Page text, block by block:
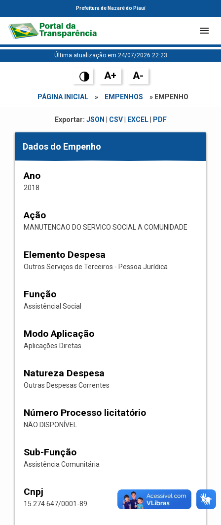
Prefeitura de Nazaré do Piauí
Última atualização em 24/07/2026 22:23
A+ A-
PÁGINA INICIAL » EMPENHOS » EMPENHO
Exportar: JSON CSV| EXCEL| PDF
Dados do Empenho
Ano
2018
Ação
MANUTENCAO DO SERVICO SOCIAL A COMUNIDADE
Elemento Despesa
Outros Serviços de Terceiros - Pessoa Jurídica
Função
Assistêncial Social
Modo Aplicação
Aplicações Diretas
Natureza Despesa
Outras Despesas Correntes
Número Processo licitatório
NÃO DISPONÍVEL
Sub-Função
Assistência Comunitária
Cnpj
15.274.647/0001-89